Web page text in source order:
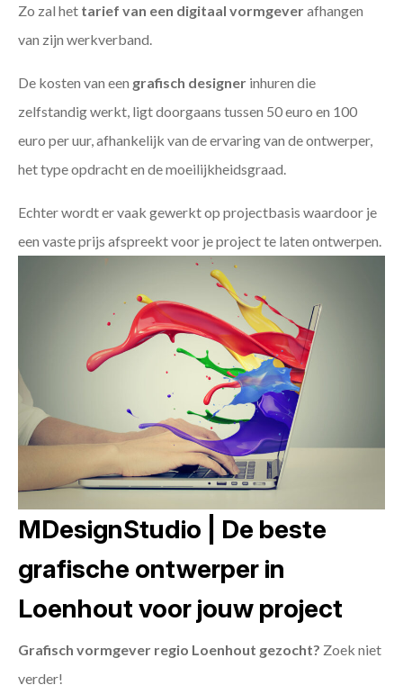
Zo zal het tarief van een digitaal vormgeverafhangen
van zijn werkverband.
De kosten van een grafisch designer inhuren die
zelfstandig werkt, ligt doorgaans tussen 50 euro en 100
euro per uur, afhankelijk van de ervaring van de ontwerper,
het type opdracht en de moeilijkheidsgraad.
Echter wordt er vaak gewerkt op projectbasis waardoor je
een vaste prijs afspreekt voor je project te laten ontwerpen.
MDesignStudio | De beste
grafische ontwerper in
Loenhout voor jouw project
Grafisch vormgever regio Loenhout gezocht? Zoek niet
verder!